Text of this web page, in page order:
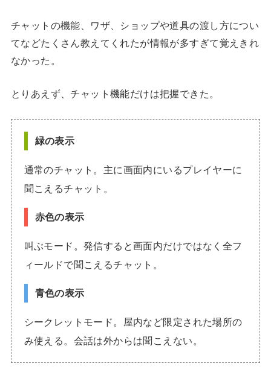
チャットの機能、ワザ、ショップや道具の渡し方につい
てなどたくさん教えてくれたが情報が多すぎて覚えきれ
なかった。
とりあえず、チャット機能だけは把握できた。
緑の表示
通常のチャット。主に画面内にいるプレイヤーに
聞こえるチャット。
赤色の表示
叫ぶモード。発信すると画面内だけではなく全フ
ィールドで聞こえるチャット。
青色の表示
シークレットモード。屋内など限定された場所の
み使える。会話は外からは聞こえない。